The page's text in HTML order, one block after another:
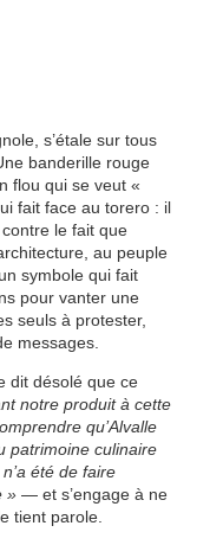
s’étale sur tous
banderille rouge
flou qui se veut «
fait face au torero : il
le fait que
au peuple
symbole qui fait
pour vanter une
seuls à protester,
messages.
dit désolé que ce
notre produit à cette
qu’Alvalle
patrimoine culinaire
été de faire
»— et s’engage à ne
tient parole.